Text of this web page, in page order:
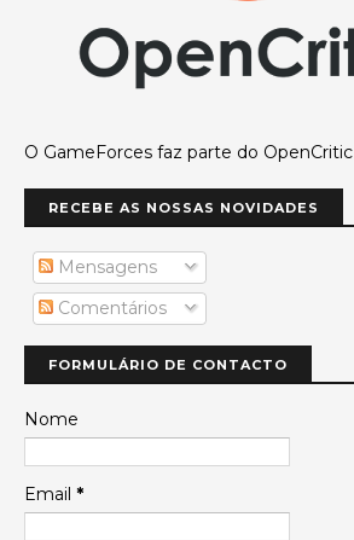
O GameForces faz parte do OpenCritic
RECEBE AS NOSSAS NOVIDADES
Mensagens
Comentários
FORMULÁRIO DE CONTACTO
Nome
Email *